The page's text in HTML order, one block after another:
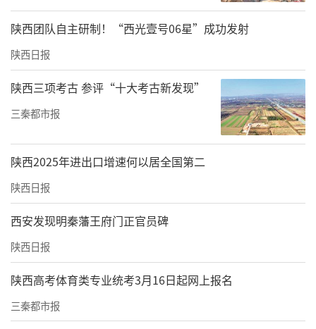
陕西团队自主研制！“西光壹号06星”成功发射
陕西日报
陕西三项考古 参评“十大考古新发现”
三秦都市报
陕西2025年进出口增速何以居全国第二
陕西日报
西安发现明秦藩王府门正官员碑
陕西日报
陕西高考体育类专业统考3月16日起网上报名
三秦都市报